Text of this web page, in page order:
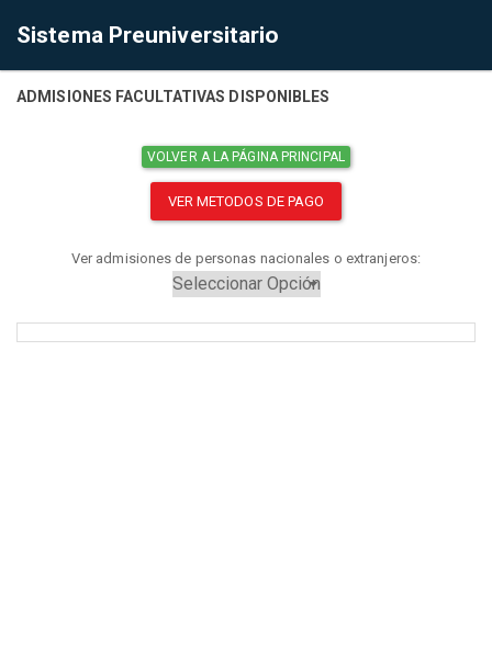
Sistema Preuniversitario
ADMISIONES FACULTATIVAS DISPONIBLES
VOLVER A LA PÁGINA PRINCIPAL
VER METODOS DE PAGO
Ver admisiones de personas nacionales o extranjeros: